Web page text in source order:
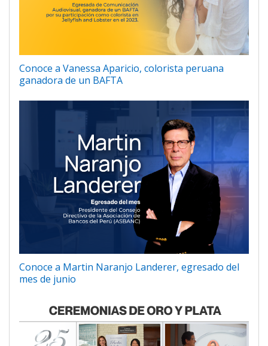
Conoce a Vanessa Aparicio, colorista peruana
ganadora de un BAFTA
Conoce a Martin Naranjo Landerer, egresado del
mes de junio